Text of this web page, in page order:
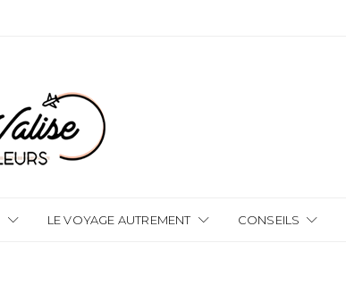
LE VOYAGE AUTREMENT CONSEILS